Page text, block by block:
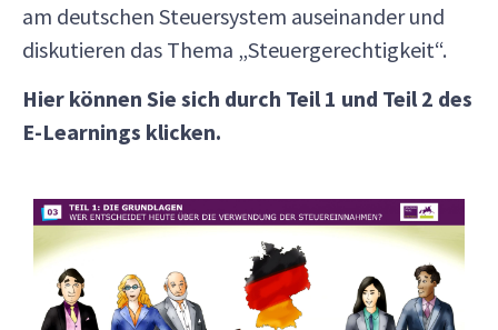
am deutschen Steuersystem auseinander und
diskutieren das Thema „Steuergerechtigkeit“.
Hier können Sie sich durch Teil 1 und Teil 2 des
E-Learnings klicken.